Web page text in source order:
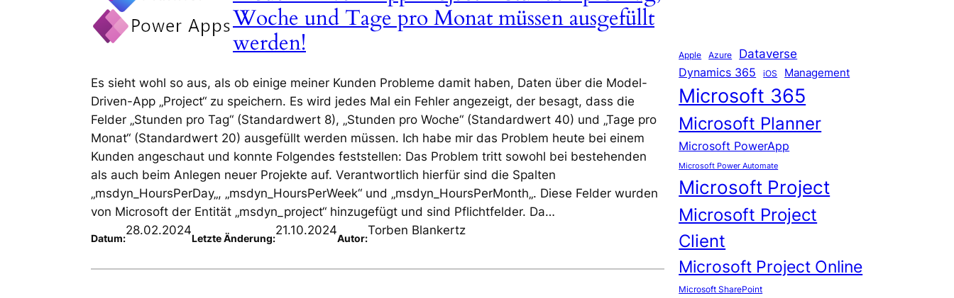
Woche und Tage pro Monat müssen ausgefüllt
werden!
Es sieht wohl so aus, als ob einige meiner Kunden Probleme damit haben, Daten über die Model-
Driven-App „Project“ zu speichern. Es wird jedes Mal ein Fehler angezeigt, der besagt, dass die
Felder „Stunden pro Tag“ (Standardwert 8), „Stunden pro Woche“ (Standardwert 40) und „Tage pro
Monat“ (Standardwert 20) ausgefüllt werden müssen. Ich habe mir das Problem heute bei einem
Kunden angeschaut und konnte Folgendes feststellen: Das Problem tritt sowohl bei bestehenden
als auch beim Anlegen neuer Projekte auf. Verantwortlich hierfür sind die Spalten
„msdyn_HoursPerDay„, „msdyn_HoursPerWeek“ und „msdyn_HoursPerMonth„. Diese Felder wurden
von Microsoft der Entität „msdyn_project“ hinzugefügt und sind Pflichtfelder. Da…
Datum:
28.02.2024
Letzte Änderung:
21.10.2024
Autor:
Torben Blankertz
Apple Azure Dataverse
Dynamics 365 iOS Management
Microsoft 365
Microsoft Planner
Microsoft PowerApp
Microsoft Power Automate
Microsoft Project
Microsoft Project
Client
Microsoft Project Online
Microsoft SharePoint